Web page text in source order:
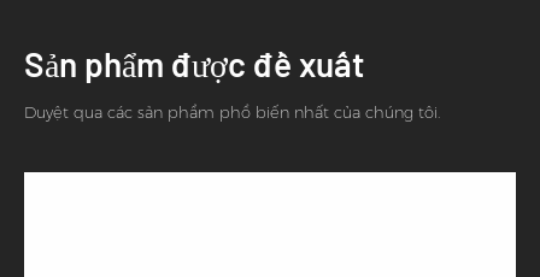
Sản phẩm được đề xuất
Duyệt qua các sản phẩm phổ biến nhất của chúng tôi.